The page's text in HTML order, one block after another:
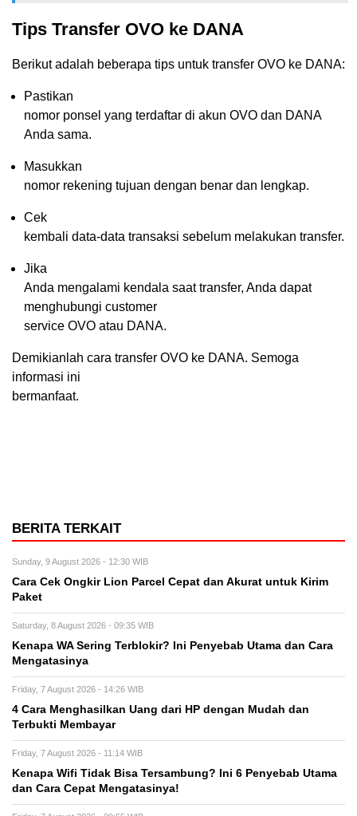
Tips Transfer OVO ke DANA
Berikut adalah beberapa tips untuk transfer OVO ke DANA:
Pastikan
nomor ponsel yang terdaftar di akun OVO dan DANA
Anda sama.
Masukkan
nomor rekening tujuan dengan benar dan lengkap.
Cek
kembali data-data transaksi sebelum melakukan transfer.
Jika
Anda mengalami kendala saat transfer, Anda dapat
menghubungi customer
service OVO atau DANA.
Demikianlah cara transfer OVO ke DANA. Semoga
informasi ini
bermanfaat.
BERITA TERKAIT
Sunday, 9 August 2026 - 12:30 WIB
Cara Cek Ongkir Lion Parcel Cepat dan Akurat untuk Kirim
Paket
Saturday, 8 August 2026 - 09:35 WIB
Kenapa WA Sering Terblokir? Ini Penyebab Utama dan Cara
Mengatasinya
Friday, 7 August 2026 - 14:26 WIB
4 Cara Menghasilkan Uang dari HP dengan Mudah dan
Terbukti Membayar
Friday, 7 August 2026 - 11:14 WIB
Kenapa Wifi Tidak Bisa Tersambung? Ini 6 Penyebab Utama
dan Cara Cepat Mengatasinya!